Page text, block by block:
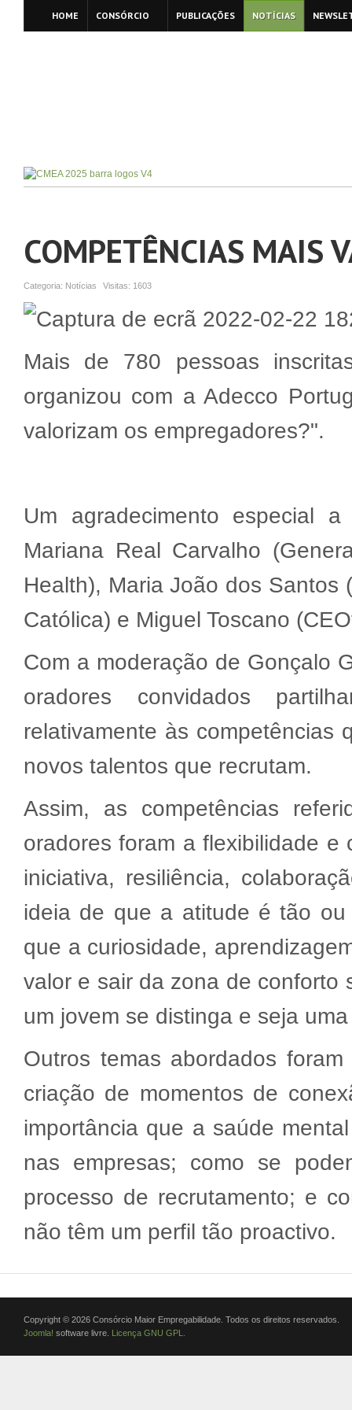
HOME CONSÓRCIO PUBLICAÇÕES NOTÍCIAS
COMPETÊNCIAS MAIS
Categoria: Notícias Visitas: 1603
Mais de 780 pessoas
organizou com a Adecco
valorizam os empregadores?".
Um agradecimento especial
Mariana Real Carvalho
Health), Maria João dos Santos
Católica) e Miguel Toscano
Com a moderação de Gonçalo
oradores convidados
relativamente às competências
novos talentos que recrutam.
Assim, as competências
oradores foram a flexibilidade
iniciativa, resiliência,
ideia de que a atitude é tão
que a curiosidade,
valor e sair da zona de conforto
um jovem se distinga e seja
Outros temas abordados
criação de momentos de
importância que a saúde
nas empresas; como se
processo de recrutamento; e
não têm um perfil tão proactivo.
Copyright © 2026 Consórcio Maior Empregabilidade. Todos os direitos reservados.
Joomla! software livre. Licença GNU GPL.